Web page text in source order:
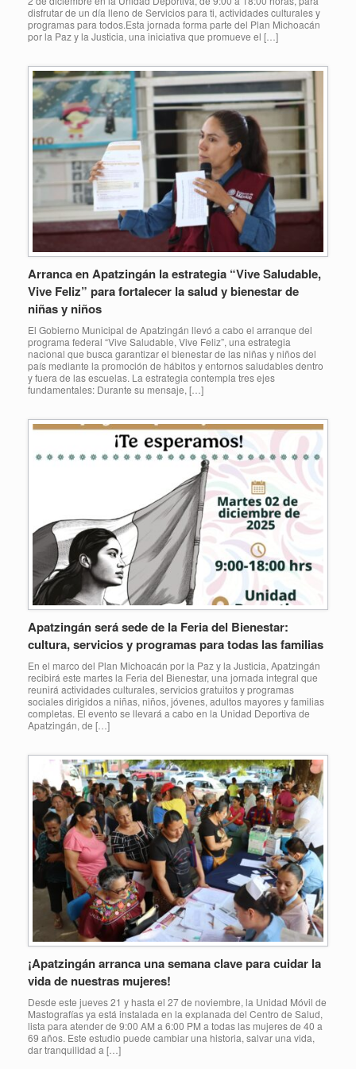
disfrutar de un día lleno de Servicios para ti, actividades culturales y
programas para todos.Esta jornada forma parte del Plan Michoacán
por la Paz y la Justicia, una iniciativa que promueve el […]
Arranca en Apatzingán la estrategia “Vive Saludable,
Vive Feliz” para fortalecer la salud y bienestar de
niñas y niños
El Gobierno Municipal de Apatzingán llevó a cabo el arranque del
programa federal “Vive Saludable, Vive Feliz”, una estrategia
nacional que busca garantizar el bienestar de las niñas y niños del
país mediante la promoción de hábitos y entornos saludables dentro
y fuera de las escuelas. La estrategia contempla tres ejes
fundamentales: Durante su mensaje, […]
Apatzingán será sede de la Feria del Bienestar:
cultura, servicios y programas para todas las familias
En el marco del Plan Michoacán por la Paz y la Justicia, Apatzingán
recibirá este martes la Feria del Bienestar, una jornada integral que
reunirá actividades culturales, servicios gratuitos y programas
sociales dirigidos a niñas, niños, jóvenes, adultos mayores y familias
completas. El evento se llevará a cabo en la Unidad Deportiva de
Apatzingán, de […]
¡Apatzingán arranca una semana clave para cuidar la
vida de nuestras mujeres!
Desde este jueves 21 y hasta el 27 de noviembre, la Unidad Móvil de
Mastografías ya está instalada en la explanada del Centro de Salud,
lista para atender de 9:00 AM a 6:00 PM a todas las mujeres de 40 a
69 años. Este estudio puede cambiar una historia, salvar una vida,
dar tranquilidad a […]